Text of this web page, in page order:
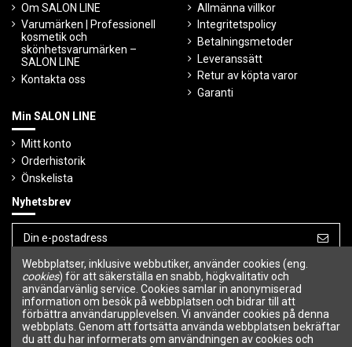
Om SALON LINE
Varumärken | Professionell
kosmetik och
skönhetsvarumärken –
SALON LINE
Kontakta oss
Allmänna villkor
Integritetspolicy
Betalningsmetoder
Leveranssätt
Retur av köpta varor
Garanti
Min SALON LINE
Mitt konto
Orderhistorik
Önskelista
Nyhetsbrev
Du kan avbryta prenumerationen när som
helst.
Följ oss
Webbplatser, inklusive webbutiker, använder cookies (eng.
cookies) för att säkerställa en snabb, högkvalitativ och
användarvänlig service. Cookies samlar in anonymiserad
information om besök på webbplatsen och bidrar till att
förbättra användarupplevelsen. Vi använder cookies på denna
webbplats. Genom att fortsätta använda webbplatsen bekräftar
du att du har informerats om användningen av cookies och